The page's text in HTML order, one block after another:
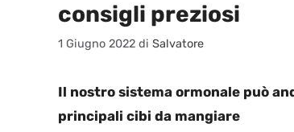
consigli preziosi
1 Giugno 2022 di Salvatore
Il nostro sistema ormonale può
principali cibi da mangiare